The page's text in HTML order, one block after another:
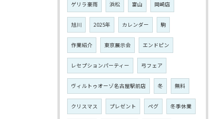
ゲリラ豪雨 浜松 富山 岡崎店
旭川 2025年 カレンダー 駒
作業紹介 東京展示会 エンドピン
レセプションパーティー 弓フェア
ヴィルトゥオーゾ名古屋駅前店 冬 無料
クリスマス プレゼント ペグ 冬季休業